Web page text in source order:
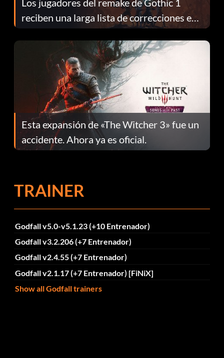
reciben una larga lista de correcciones en
el parche 1.0.4
Esta expansión de «The Witcher 3» fue un
accidente. Ahora ya es oficial.
TRAINER
Godfall v5.0-v5.1.23 (+10 Entrenador)
Godfall v3.2.206 (+7 Entrenador)
Godfall v2.4.55 (+7 Entrenador)
Godfall v2.1.17 (+7 Entrenador) [FiNiX]
Show all Godfall trainers